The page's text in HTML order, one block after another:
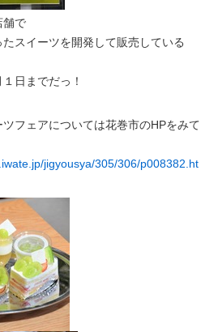
舗で
スイーツを開発して販売している
日までだっ！
フェアについては花巻市のHPをみて
jigyousya/305/306/p008382.ht